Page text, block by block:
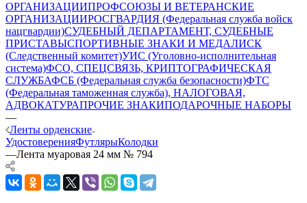
ОРГАНИЗАЦИИПРОФСОЮЗЫ И ВЕТЕРАНСКИЕ
ОРГАНИЗАЦИИРОСГВАРДИЯ (Федеральная служба войск
нацгвардии)СУДЕБНЫЙ ДЕПАРТАМЕНТ, СУДЕБНЫЕ
ПРИСТАВЫСПОРТИВНЫЕ ЗНАКИ И МЕДАЛИСК
(Следственный комитет)УИС (Уголовно-исполнительная
система)ФСО, СПЕЦСВЯЗЬ, КРИПТОГРАФИЧЕСКАЯ
СЛУЖБАФСБ (Федеральная служба безопасности)ФТС
(Федеральная таможенная служба), НАЛОГОВАЯ,
АДВОКАТУРАПРОЧИЕ ЗНАКИПОДАРОЧНЫЕ НАБОРЫ
—
Ленты орденские
УдостоверенияФутлярыКолодки
—Лента муаровая 24 мм № 794